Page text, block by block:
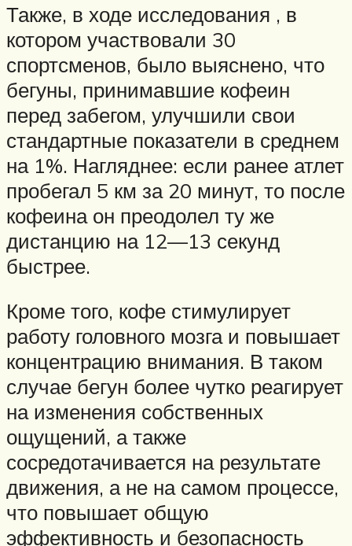
Также, в ходе исследования , в
котором участвовали 30
спортсменов, было выяснено, что
бегуны, принимавшие кофеин
перед забегом, улучшили свои
стандартные показатели в среднем
на 1%. Нагляднее: если ранее атлет
пробегал 5 км за 20 минут, то после
кофеина он преодолел ту же
дистанцию на 12—13 секунд
быстрее.
Кроме того, кофе стимулирует
работу головного мозга и повышает
концентрацию внимания. В таком
случае бегун более чутко реагирует
на изменения собственных
ощущений, а также
сосредотачивается на результате
движения, а не на самом процессе,
что повышает общую
эффективность и безопасность